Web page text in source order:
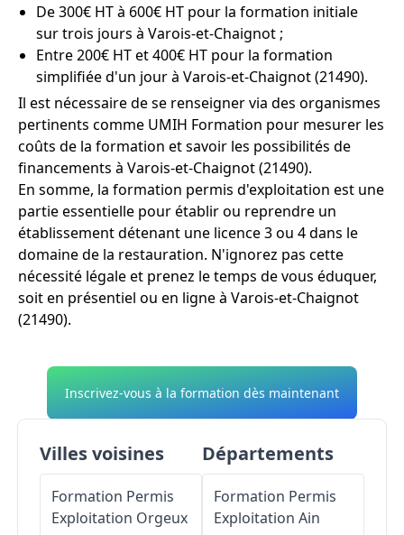
De 300€ HT à 600€ HT pour la formation initiale
sur trois jours à Varois-et-Chaignot ;
Entre 200€ HT et 400€ HT pour la formation
simplifiée d'un jour à Varois-et-Chaignot (21490).
Il est nécessaire de se renseigner via des organismes
pertinents comme UMIH Formation pour mesurer les
coûts de la formation et savoir les possibilités de
financements à Varois-et-Chaignot (21490).
En somme, la formation permis d'exploitation est une
partie essentielle pour établir ou reprendre un
établissement détenant une licence 3 ou 4 dans le
domaine de la restauration. N'ignorez pas cette
nécessité légale et prenez le temps de vous éduquer,
soit en présentiel ou en ligne à Varois-et-Chaignot
(21490).
Inscrivez-vous à la formation dès maintenant
Villes voisines
Formation Permis
Exploitation Orgeux
Départements
Formation Permis
Exploitation Ain